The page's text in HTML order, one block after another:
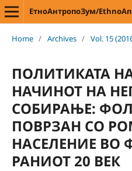
ЕтноАнтропоЗум/
Home / Archives / Vol. 15
ПОЛИТИКАТА
НАЧИНОТ НА
СОБИРАЊЕ:
ПОВРЗАН СО
НАСЕЛЕНИЕ ВО
РАНИОТ 20 ВЕК